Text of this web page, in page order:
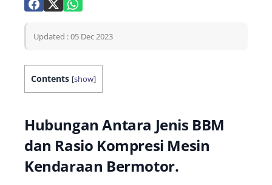
Updated : 05 Dec 2023
Contents [show]
Hubungan Antara Jenis BBM
dan Rasio Kompresi Mesin
Kendaraan Bermotor.